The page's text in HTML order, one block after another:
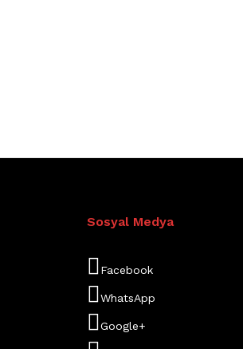
Sosyal Medya
Facebook
WhatsApp
Google+